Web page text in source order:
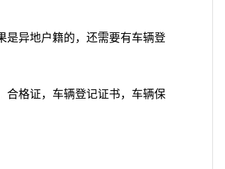
是异地户籍的，还需要有车辆登
合格证，车辆登记证书，车辆保